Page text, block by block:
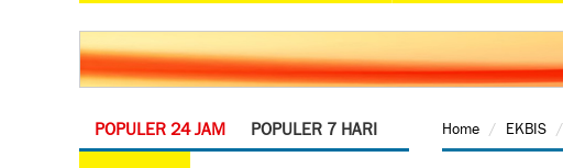
POPULER 24 JAM POPULER 7 HARI Home EKBIS